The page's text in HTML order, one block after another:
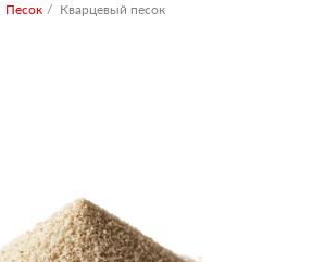
Песок Кварцевый песок